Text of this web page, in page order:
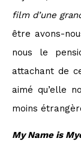
film d’une
être avons-
nous le
attachant de
aimé qu’elle
moins
My Name is